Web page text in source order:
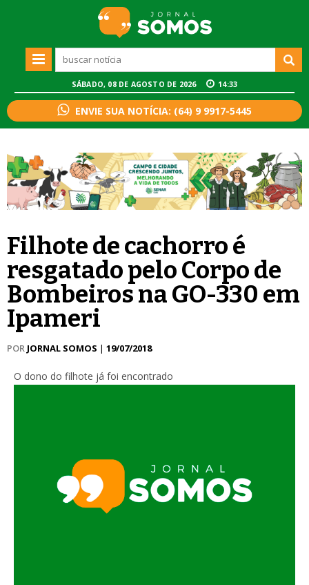
SÁBADO, 08 DE AGOSTO DE 2026 14:33
ENVIE SUA NOTÍCIA: (64) 9 9917-5445
Filhote de cachorro é
resgatado pelo Corpo de
Bombeiros na GO-330 em
Ipameri
POR JORNAL SOMOS | 19/07/2018
O dono do filhote já foi encontrado